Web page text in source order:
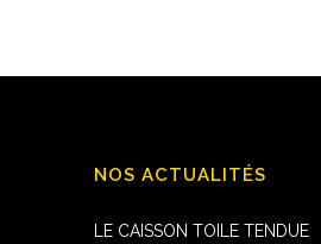
NOS ACTUALITÉS
LE CAISSON TOILE TENDUE